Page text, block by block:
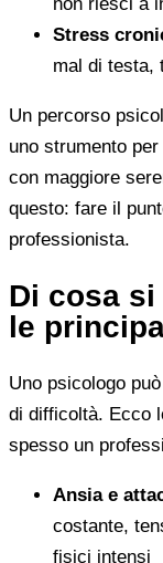
non riesci a
Stress
mal di testa,
Un percorso
uno strumento
con maggiore
questo: fare il
professionista.
Di cosa
le
Uno psicologo
di difficoltà. Ecco
spesso un
Ansia e
costante,
fisici intensi